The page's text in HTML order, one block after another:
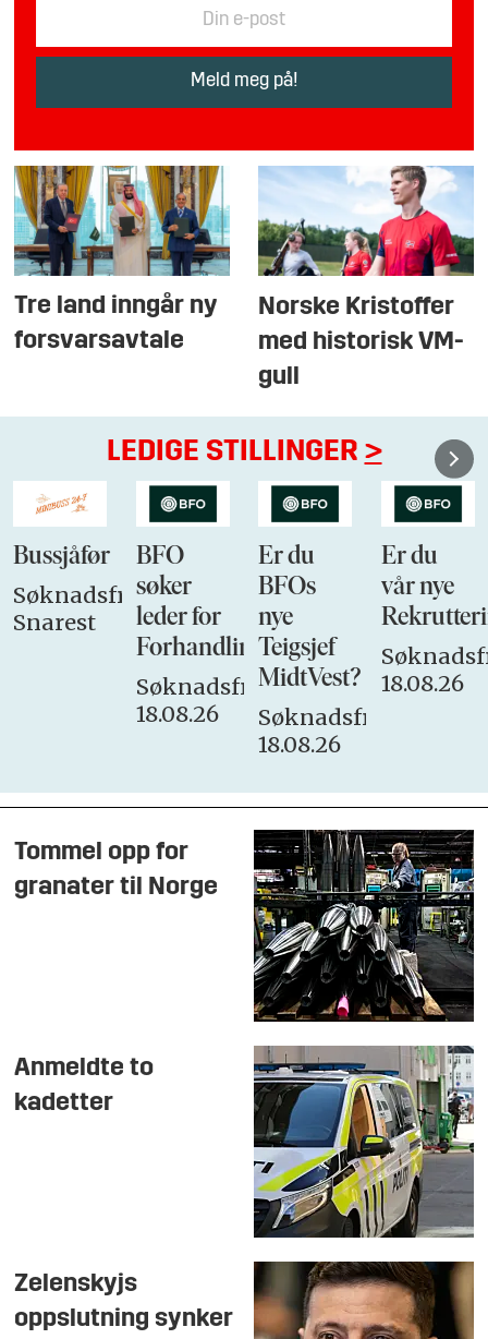
Tre land inngår ny
forsvarsavtale
Norske Kristoffer
med historisk VM-
gull
LEDIGE STILLINGER >
Bussjåfør
Søknadsfrist:
Snarest
BFO
søker
leder for
Forhandlingsutvalget
Søknadsfrist:
18.08.26
Er du
BFOs
nye
Teigsjef
MidtVest?
Søknadsfrist:
18.08.26
Er du
vår nye
18.08.26
Tommel opp for
granater til Norge
Anmeldte to
kadetter
Zelenskyjs
oppslutning synker